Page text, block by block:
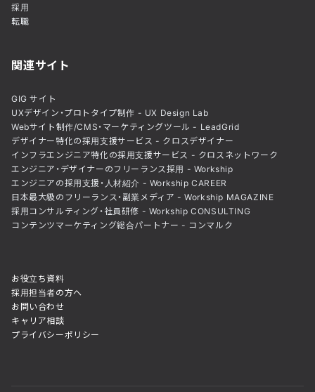
採用
転職
関連サイト
GIG サイト
UXデザイン・プロトタイプ制作 - UX Design Lab
Webサイト制作/CMS・マーケティングツール - LeadGrid
デザイナー特化の採用支援サービス - クロスデザイナー
インフラエンジニア特化の採用支援サービス - クロスネットワーク
エンジニア・デザイナーのフリーランス採用 - Workship
エンジニアの採用支援・人材紹介 - Workship CAREER
日本最大級のフリーランス・副業メディア - Workship MAGAZINE
採用コンサルティング・社員研修 - Workship CONSULTING
コンテンツマーケティング総合パートナー - コンマルク
お役立ち資料
採用担当者の方へ
お問い合わせ
キャリア相談
プライバシーポリシー